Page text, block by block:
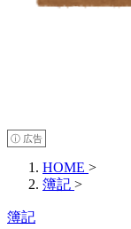
ⓘ 広告
HOME >
簿記 >
簿記